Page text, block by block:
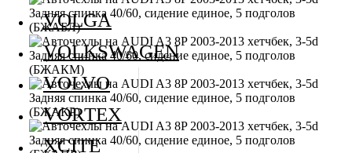
VOLGA
VOLKSWAGEN
VOLVO
VORTEX
XCITE